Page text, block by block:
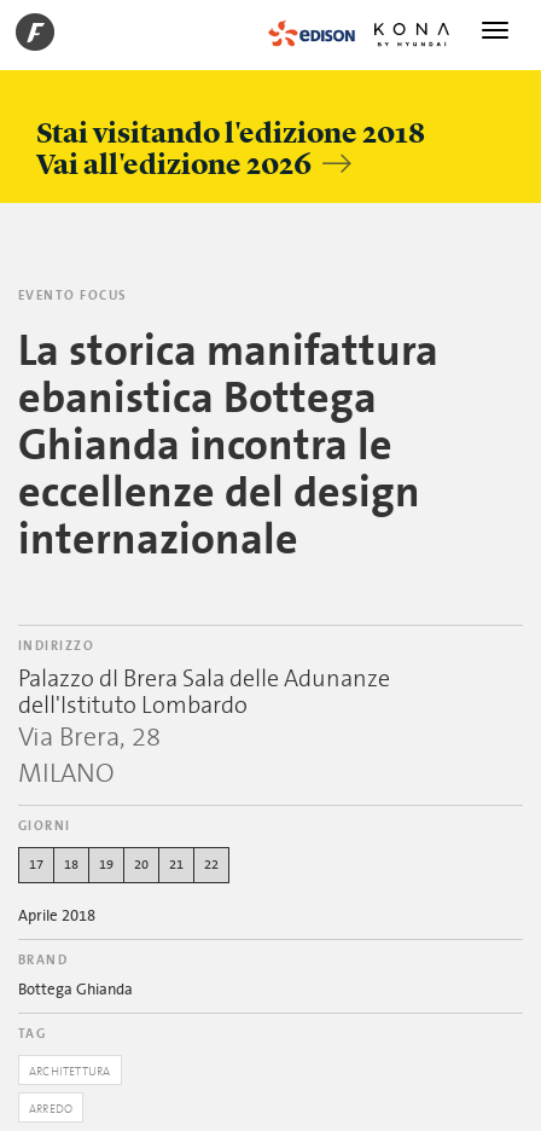
Stai visitando l'edizione 2018
Vai all'edizione 2026
Toggle
EVENTO FOCUS
La storica manifattura
ebanistica Bottega
Ghianda incontra le
eccellenze del design
internazionale
INDIRIZZO
Palazzo dI Brera Sala delle Adunanze
dell'Istituto Lombardo
Via Brera, 28
MILANO
GIORNI
17 18 19 20 21 22
Aprile 2018
BRAND
Bottega Ghianda
TAG
ARCHITETTURA
ARREDO